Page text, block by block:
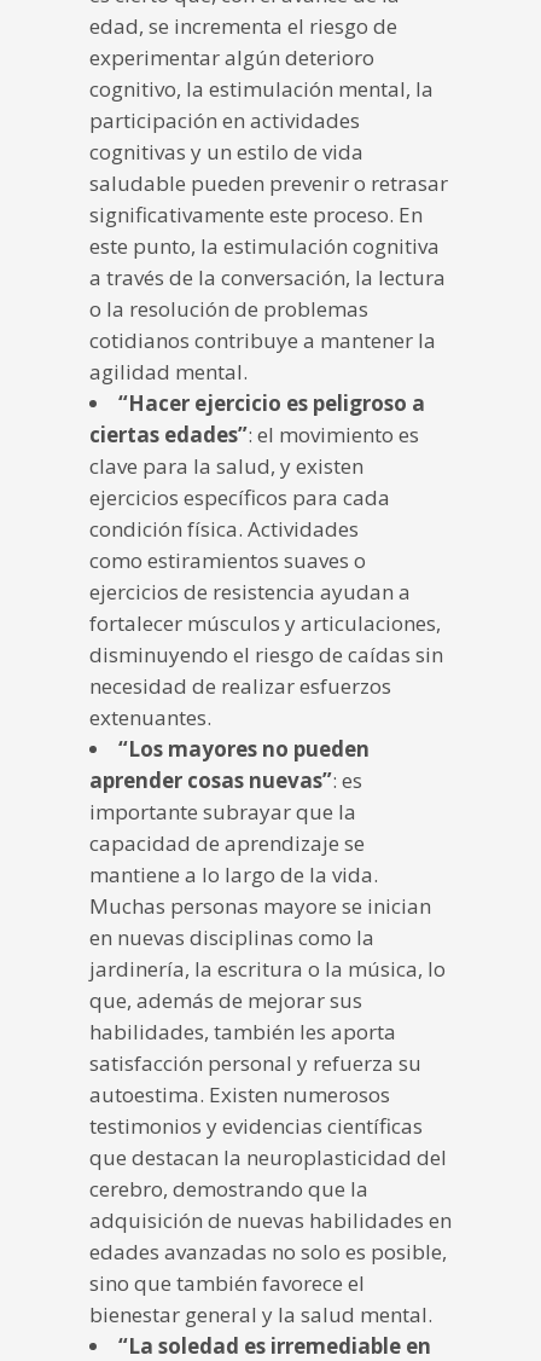
edad, se incrementa el riesgo de
experimentar algún deterioro
cognitivo, la estimulación mental, la
participación en actividades
cognitivas y un estilo de vida
saludable pueden prevenir o retrasar
significativamente este proceso. En
este punto, la estimulación cognitiva
a través de la conversación, la lectura
o la resolución de problemas
cotidianos contribuye a mantener la
agilidad mental.
“Hacer ejercicio es peligroso a
ciertas edades”: el movimiento es
clave para la salud, y existen
ejercicios específicos para cada
condición física. Actividades
como estiramientos suaves o
ejercicios de resistencia ayudan a
fortalecer músculos y articulaciones,
disminuyendo el riesgo de caídas sin
necesidad de realizar esfuerzos
extenuantes.
“Los mayores no pueden
aprender cosas nuevas”: es
importante subrayar que la
capacidad de aprendizaje se
mantiene a lo largo de la vida.
Muchas personas mayore se inician
en nuevas disciplinas como la
jardinería, la escritura o la música, lo
que, además de mejorar sus
habilidades, también les aporta
satisfacción personal y refuerza su
autoestima. Existen numerosos
testimonios y evidencias científicas
que destacan la neuroplasticidad del
cerebro, demostrando que la
adquisición de nuevas habilidades en
edades avanzadas no solo es posible,
sino que también favorece el
bienestar general y la salud mental.
“La soledad es irremediable en